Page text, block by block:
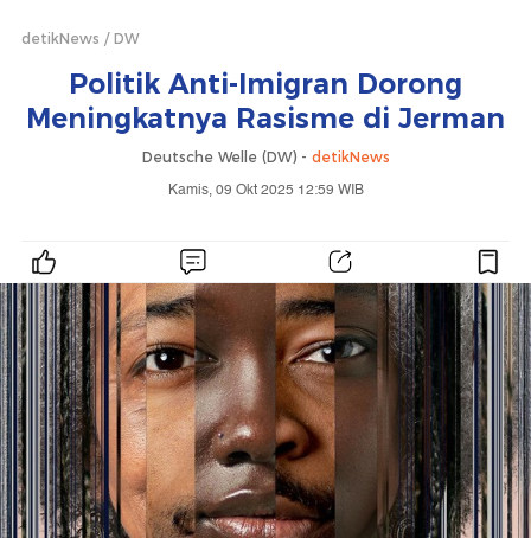
detikNews DW
Politik Anti-Imigran Dorong
Meningkatnya Rasisme di Jerman
Deutsche Welle (DW) - detikNews
Kamis, 09 Okt 2025 12:59 WIB